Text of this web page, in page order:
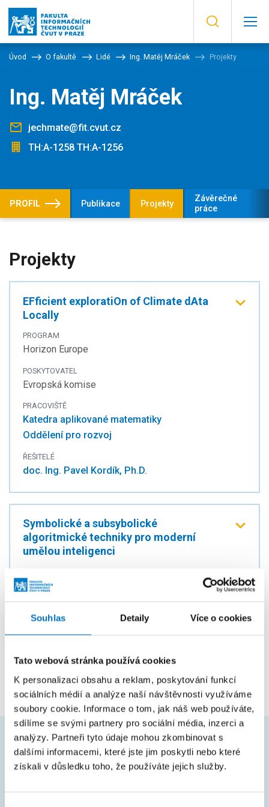
Souhlas Detaily Více o cookies
Tato webová stránka používá cookies
K personalizaci obsahu a reklam, poskytování funkcí
sociálních médií a analýze naší návštěvnosti využíváme
soubory cookie. Informace o tom, jak náš web používáte,
sdílíme se svými partnery pro sociální média, inzerci a
analýzy. Partneři tyto údaje mohou zkombinovat s
dalšími informacemi, které jste jim poskytli nebo které
získali v důsledku toho, že používáte jejich služby.
Úvod O fakultě Lidé Ing. Matěj Mráček Projekty
Ing. Matěj Mráček
jechmate@fit.cvut.cz
TH:A-1258 TH:A-1256
PROFIL Publikace Projekty
Závěrečné
práce
Projekty
EFficient exploratiOn of Climate dAta
Locally
PROGRAM
Horizon Europe
POSKYTOVATEL
Evropská komise
PRACOVIŠTĚ
Katedra aplikované matematiky
Oddělení pro rozvoj
ŘEŠITELÉ
doc. Ing. Pavel Kordík, Ph.D.
Symbolické a subsybolické
algoritmické techniky pro moderní
umělou inteligenci
Studentská grantová soutěž ČVUT
Katedra aplikované matematiky
prof. RNDr. Pavel Surynek, Ph.D.
ČASTO HLEDÁTE